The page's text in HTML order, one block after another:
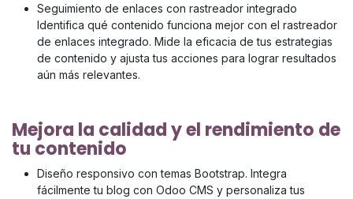
Seguimiento de enlaces con rastreador integrado
Identifica qué contenido funciona mejor con el rastreador
de enlaces integrado. Mide la eficacia de tus estrategias
de contenido y ajusta tus acciones para lograr resultados
aún más relevantes.
Mejora la calidad y el rendimiento de
tu contenido
Diseño responsivo con temas Bootstrap. Integra
fácilmente tu blog con Odoo CMS y personaliza tus